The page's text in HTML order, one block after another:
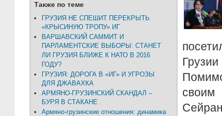
Также по теме
ГРУЗИЯ НЕ СПЕШИТ ПЕРЕКРЫТЬ
«КРЫСИНУЮ ТРОПУ» ИГ
ВАРШАВСКИЙ САММИТ И
ПАРЛАМЕНТСКИЕ ВЫБОРЫ: СТАНЕТ
ЛИ ГРУЗИЯ БЛИЖЕ К НАТО В 2016
ГОДУ?
ГРУЗИЯ: ДОРОГА В «ИГ» И УГРОЗЫ
ДЛЯ ДЖАВАХКА
АРМЯНО-ГРУЗИНСКИЙ СКАНДАЛ –
БУРЯ В СТАКАНЕ
Армяно-грузинские отношения: динамика
своим